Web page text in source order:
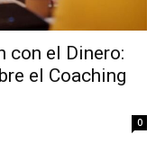
con el Dinero:
el Coaching
0